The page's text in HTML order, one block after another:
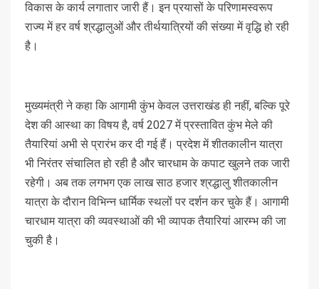
विकास के कार्य लगातार जारी हैं। इन प्रयासों के परिणामस्वरूप
राज्य में हर वर्ष श्रद्धालुओं और तीर्थयात्रियों की संख्या में वृद्धि हो रही
है।
मुख्यमंत्री ने कहा कि आगामी कुंभ केवल उत्तराखंड ही नहीं, बल्कि पूरे
देश की आस्था का विषय है, वर्ष 2027 में प्रस्तावित कुंभ मेले की
तैयारियां अभी से प्रारंभ कर दी गई हैं। प्रदेश में शीतकालीन यात्रा
भी निरंतर संचालित हो रही है और चारधाम के कपाट खुलने तक जारी
रहेगी। अब तक लगभग एक लाख साठ हजार श्रद्धालु शीतकालीन
यात्रा के दौरान विभिन्न धार्मिक स्थलों पर दर्शन कर चुके हैं। आगामी
चारधाम यात्रा की व्यवस्थाओं की भी व्यापक तैयारियां आरम्भ की जा
चुकी है।